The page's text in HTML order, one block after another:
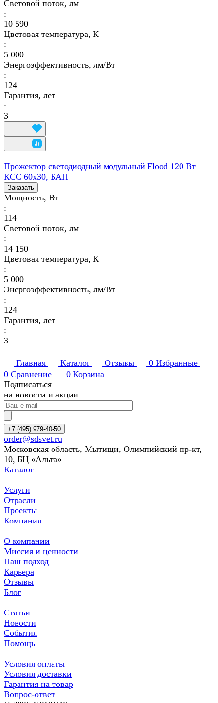
Световой поток, лм
:
10 590
Цветовая температура, К
:
5 000
Энергоэффективность, лм/Вт
:
124
Гарантия, лет
:
3
Прожектор светодиодный модульный Flood 120 Вт
КСС 60х30, БАП
Заказать
Мощность, Вт
:
114
Световой поток, лм
:
14 150
Цветовая температура, К
:
5 000
Энергоэффективность, лм/Вт
:
124
Гарантия, лет
:
3
Главная Каталог Отзывы 0 Избранные
0 Сравнение 0 Корзина
Подписаться
на новости и акции
+7 (495) 979-40-50
order@sdsvet.ru
Московская область, Мытищи, Олимпийский пр-кт,
10, БЦ «Альта»
Каталог
Услуги
Отрасли
Проекты
Компания
О компании
Миссия и ценности
Наш подход
Карьера
Отзывы
Блог
Статьи
Новости
События
Помощь
Условия оплаты
Условия доставки
Гарантия на товар
Вопрос-ответ